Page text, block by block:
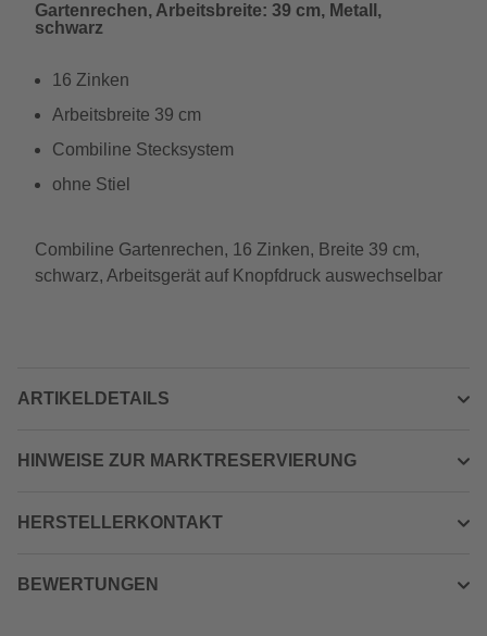
Gartenrechen, Arbeitsbreite: 39 cm, Metall,
schwarz
16 Zinken
Arbeitsbreite 39 cm
Combiline Stecksystem
ohne Stiel
Combiline Gartenrechen, 16 Zinken, Breite 39 cm,
schwarz, Arbeitsgerät auf Knopfdruck auswechselbar
ARTIKELDETAILS
HINWEISE ZUR MARKTRESERVIERUNG
HERSTELLERKONTAKT
BEWERTUNGEN